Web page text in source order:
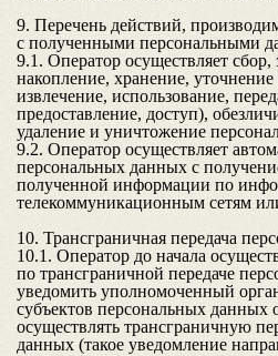
9. Перечень действий,
с полученными персональными
9.1. Оператор осуществляет сбор,
накопление, хранение,
извлечение, использование,
предоставление, доступ),
удаление и уничтожение
9.2. Оператор осуществляет
персональных данных с
полученной информации по
телекоммуникационным сетям
10. Трансграничная передача
10.1. Оператор до начала
по трансграничной передаче
уведомить уполномоченный
субъектов персональных данных
осуществлять трансграничную
данных (такое уведомление